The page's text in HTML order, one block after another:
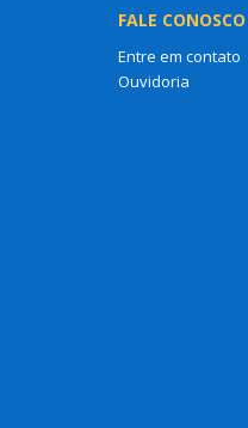
FALE CONOSCO
Entre em contato
Ouvidoria